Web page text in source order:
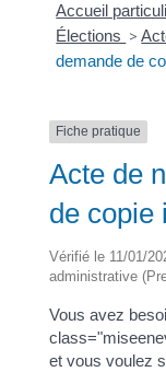
Accueil
Élections >
demande de
Fiche pratique
Acte de
de copie
Vérifié le 11/01/
administrative
Vous avez
et vous voulez